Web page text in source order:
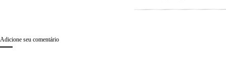
Adicione seu comentário